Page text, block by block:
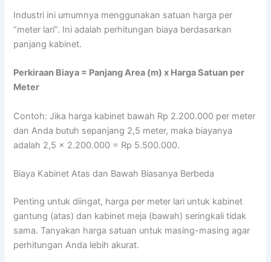
Industri ini umumnya menggunakan satuan harga per
“meter lari”. Ini adalah perhitungan biaya berdasarkan
panjang kabinet.
Perkiraan Biaya = Panjang Area (m) x Harga Satuan per
Meter
Contoh: Jika harga kabinet bawah Rp 2.200.000 per meter
dan Anda butuh sepanjang 2,5 meter, maka biayanya
adalah 2,5 x 2.200.000 = Rp 5.500.000.
Biaya Kabinet Atas dan Bawah Biasanya Berbeda
Penting untuk diingat, harga per meter lari untuk kabinet
gantung (atas) dan kabinet meja (bawah) seringkali tidak
sama. Tanyakan harga satuan untuk masing-masing agar
perhitungan Anda lebih akurat.